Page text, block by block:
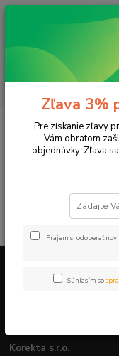
Tonery a náplne do
KX-FPG371
Firemné údaje
Korekta s.r.o.
Zľava 3%
Pre získanie zľavy
Vám obratom
objednávky. Zľava
Prajem si odoberať
Súhlasím so